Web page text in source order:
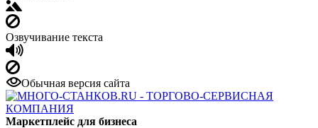
Озвучивание текста
Обычная версия сайта
Маркетплейс для бизнеса